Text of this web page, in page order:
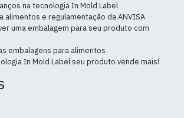
antes
de
optar
como
na tecnologia In Mold Label
alimentos e regulamentação da ANVISA
uma embalagem para seu produto com
embalagens para alimentos
In Mold Label seu produto vende mais!